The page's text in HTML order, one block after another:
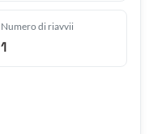
Numero di riavvii
1